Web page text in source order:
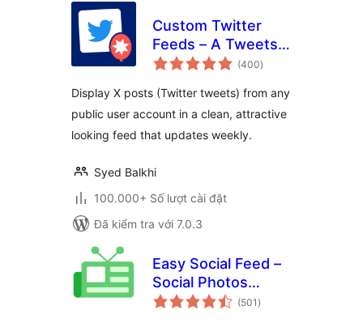
Custom Twitter
Feeds – A Tweets
Widget or X Feed
(400tổng
đánh
)
Display X posts (Twitter tweets) from any
public user account in a clean, attractive
looking feed that updates weekly.
Syed Balkhi
100.000+ Số lượt cài đặt
Đã kiểm tra với 7.0.3
Easy Social Feed –
Social Photos
Gallery and Post
(501 tổng
đánh
)